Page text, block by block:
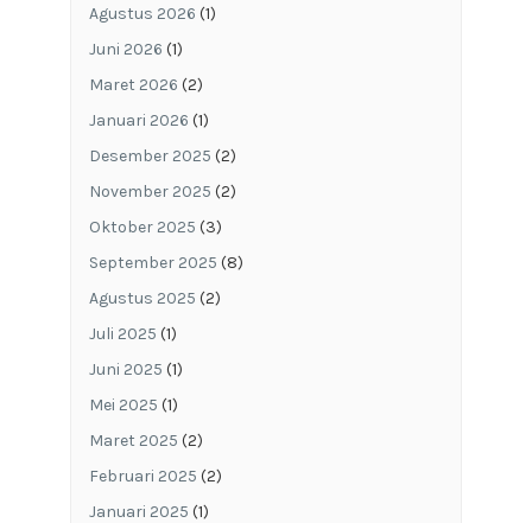
Agustus 2026 (1)
Juni 2026 (1)
Maret 2026 (2)
Januari 2026 (1)
Desember 2025 (2)
November 2025 (2)
Oktober 2025 (3)
September 2025 (8)
Agustus 2025 (2)
Juli 2025 (1)
Juni 2025 (1)
Mei 2025 (1)
Maret 2025 (2)
Februari 2025 (2)
Januari 2025 (1)